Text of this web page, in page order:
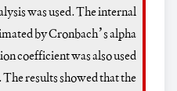
was used. The internal
by Cronbach’s alpha
coefficient was also used
results showed that the